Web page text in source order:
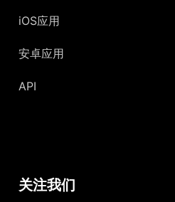
iOS应用
安卓应用
API
关注我们